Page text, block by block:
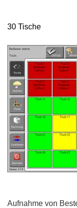
30 Tische
Aufnahme von